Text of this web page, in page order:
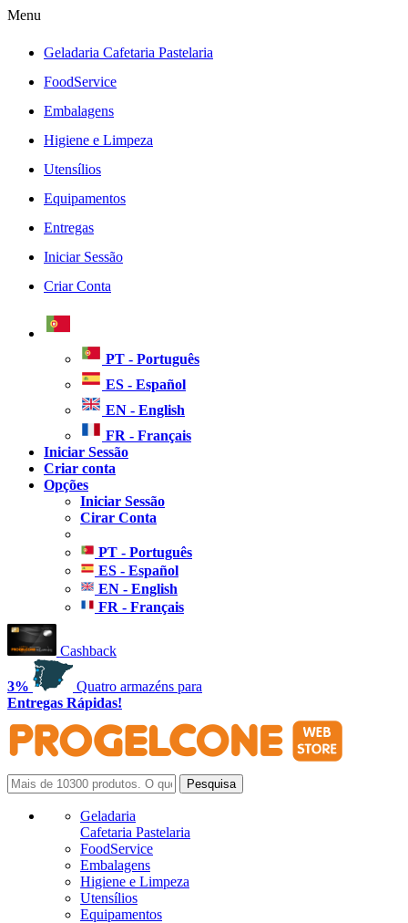
Menu
Geladaria Cafetaria Pastelaria
FoodService
Embalagens
Higiene e Limpeza
Utensílios
Equipamentos
Entregas
Iniciar Sessão
Criar Conta
PT - Português
ES - Español
EN - English
FR - Français
Iniciar Sessão
Criar conta
Opções
Iniciar Sessão
Cirar Conta
PT - Português
ES - Español
EN - English
FR - Français
Cashback
3%
Quatro armazéns para
Entregas Rápidas!
Geladaria
Cafetaria Pastelaria
FoodService
Embalagens
Higiene e Limpeza
Utensílios
Equipamentos